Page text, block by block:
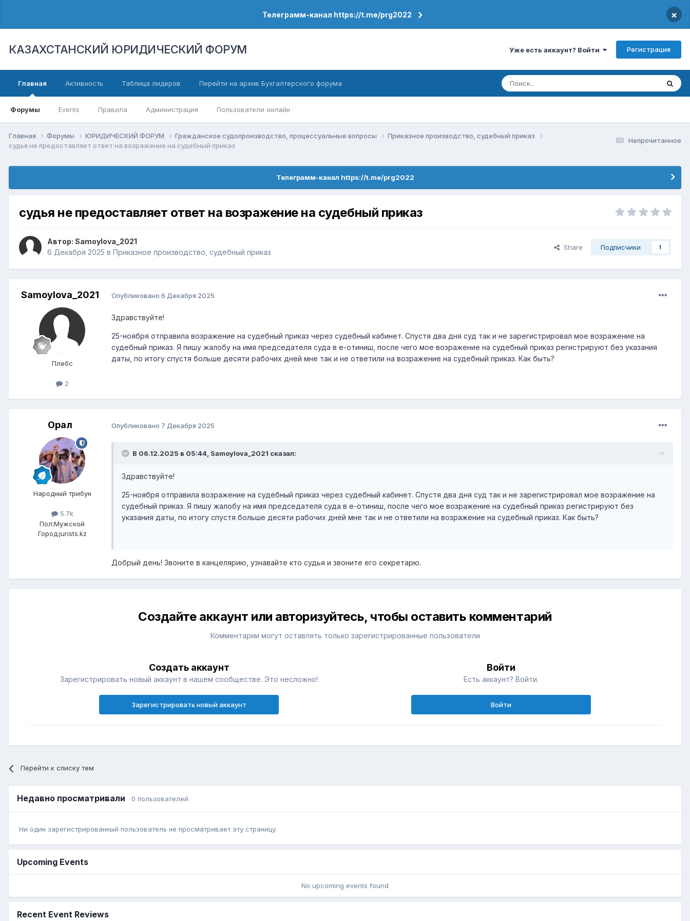
Телеграмм-канал https://t.me/prg2022 ×
КАЗАХСТАНСКИЙ ЮРИДИЧЕСКИЙ ФОРУМ Уже есть аккаунт? Войти Регистрация
Главная
Форумы Events Правила Администрация Пользователи онлайн
Активность Таблица лидеров Перейти на архив Бухгалтерского форума
Непрочитанное
Главная Форумы ЮРИДИЧЕСКИЙ ФОРУМ Гражданское судопроизводство, процессуальные вопросы
Приказное производство, судебный приказ
судья не предоставляет ответ на возражение на судебный приказ
Телеграмм-канал https://t.me/prg2022
судья не предоставляет ответ на возражение на судебный приказ
Автор: Samoylova_2021
6 Декабря 2025 в Приказное производство, судебный приказ
Share Подписчики 1
Samoylova_2021
Плебс
2
Опубликовано 6 Декабря 2025
Здравствуйте!
25-ноября отправила возражение на судебный приказ через судебный кабинет. Спустя два дня суд так и не зарегистрировал мое возражение на
судебный приказ. Я пишу жалобу на имя председателя суда в е-отиниш, после чего мое возражение на судебный приказ регистрируют без указания
даты, по итогу спустя больше десяти рабочих дней мне так и не ответили на возражение на судебный приказ. Как быть?
Орал
Народный трибун
5.7k
Пол:Мужской
Город:jurists.kz
Опубликовано 7 Декабря 2025
В 06.12.2025 в 05:44, Samoylova_2021 сказал:
Здравствуйте!
25-ноября отправила возражение на судебный приказ через судебный кабинет. Спустя два дня суд так и не зарегистрировал мое возражение на
судебный приказ. Я пишу жалобу на имя председателя суда в е-отиниш, после чего мое возражение на судебный приказ регистрируют без
указания даты, по итогу спустя больше десяти рабочих дней мне так и не ответили на возражение на судебный приказ. Как быть?
Добрый день! Звоните в канцелярию, узнавайте кто судья и звоните его секретарю.
Создайте аккаунт или авторизуйтесь, чтобы оставить комментарий
Комментарии могут оставлять только зарегистрированные пользователи
Создать аккаунт
Зарегистрировать новый аккаунт в нашем сообществе. Это несложно!
Зарегистрировать новый аккаунт
Войти
Есть аккаунт? Войти.
Войти
Перейти к списку тем
Недавно просматривали 0 пользователей
Ни один зарегистрированный пользователь не просматривает эту страницу.
Upcoming Events
No upcoming events found
Recent Event Reviews